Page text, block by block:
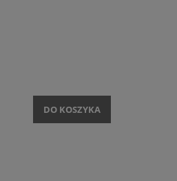
DO KOSZYKA